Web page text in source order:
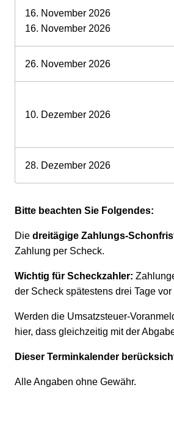
16. November 2026
16. November 2026
26. November 2026
10. Dezember 2026
28. Dezember 2026
Bitte beachten Sie Folgendes:
Die dreitägige Zahlungs-
Zahlung per Scheck.
Wichtig für Scheckzahler:
der Scheck spätestens drei Tage
Werden die Umsatzsteuer-
hier, dass gleichzeitig mit der
Dieser Terminkalender
Alle Angaben ohne Gewähr.